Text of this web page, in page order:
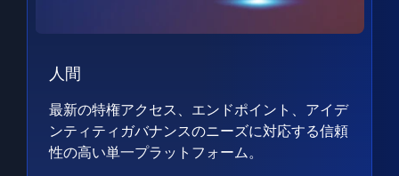
人間
最新の特権アクセス、エンドポイント、アイデ
ンティティガバナンスのニーズに対応する信頼
性の高い単一プラットフォーム。